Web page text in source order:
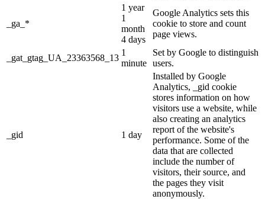
_ga_*
1 year
1
month
4 days
Google Analytics sets this
cookie to store and count
page views.
_gat_gtag_UA_23363568_13
1
minute
Set by Google to distinguish
users.
_gid 1 day
Installed by Google
Analytics, _gid cookie
stores information on how
visitors use a website, while
also creating an analytics
report of the website's
performance. Some of the
data that are collected
include the number of
visitors, their source, and
the pages they visit
anonymously.